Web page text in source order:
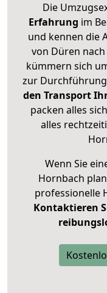
Die
Erfahrung im
und kennen die
von Düren
kümmern sich
zur
den Transport
packen alles
alles
Wenn Sie
Hornbach
professionelle
Kontaktieren